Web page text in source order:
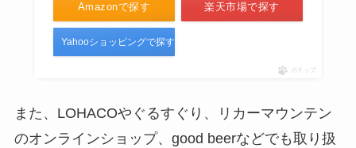
Amazonで探す 楽天市場で探す
Yahooショッピングで探す
ポチップ
また、LOHACOやぐるすぐり、リカーマウンテン
のオンラインショップ、good beerなどでも取り扱